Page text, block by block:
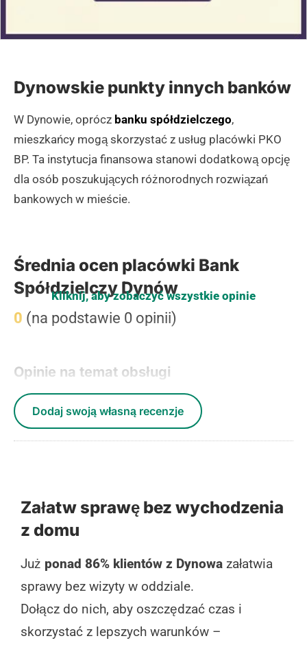
Dynowskie punkty innych banków
W Dynowie, oprócz banku spółdzielczego,
mieszkańcy mogą skorzystać z usług placówki PKO
BP. Ta instytucja finansowa stanowi dodatkową opcję
dla osób poszukujących różnorodnych rozwiązań
bankowych w mieście.
Średnia ocen placówki Bank
Spółdzielczy Dynów
0 (na podstawie 0 opinii)
Opinie na temat obsługi
Kliknij, aby zobaczyć wszystkie opinie
Dodaj swoją własną recenzje
Załatw sprawę bez wychodzenia
z domu
Już ponad 86% klientów z Dynowa załatwia
sprawy bez wizyty w oddziale.
Dołącz do nich, aby oszczędzać czas i
skorzystać z lepszych warunków –